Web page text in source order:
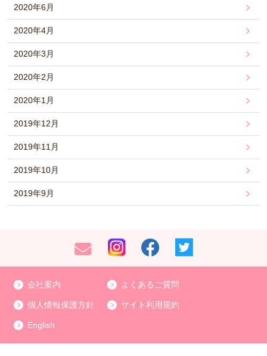
2020年6月
2020年4月
2020年3月
2020年2月
2020年1月
2019年12月
2019年11月
2019年10月
2019年9月
会社案内 よくあるご質問
個人情報保護方針 サイト利用規約
English